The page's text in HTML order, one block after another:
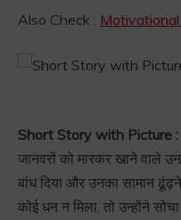
Also Check :
Short Story with Picture :
जानवरों को मारकर खाने वाले
बांध दिया और उनका सामान
कोई धन न मिला, तो उन्होंने